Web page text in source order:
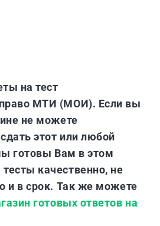
на тест
МТИ (МОИ). Если вы
не можете
этот или любой
готовы Вам в этом
качественно, не
и в срок. Так же можете
готовых ответов на